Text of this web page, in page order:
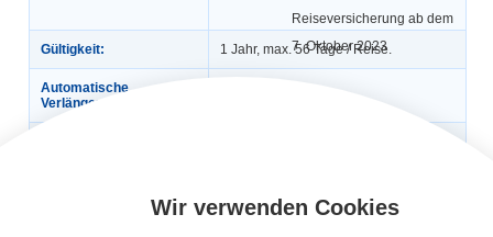
Reiseversicherung ab dem
7. Oktober 2023
Gültigkeit: 1 Jahr, max. 56 Tage / Reise.
Automatische
Verlängerung:
5 Kalendertagen nach Reisebuchung
erfolgen.
Wir verwenden Cookies